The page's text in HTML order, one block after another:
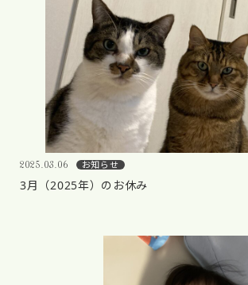
2025.03.06 お知らせ
3月（2025年）のお休み